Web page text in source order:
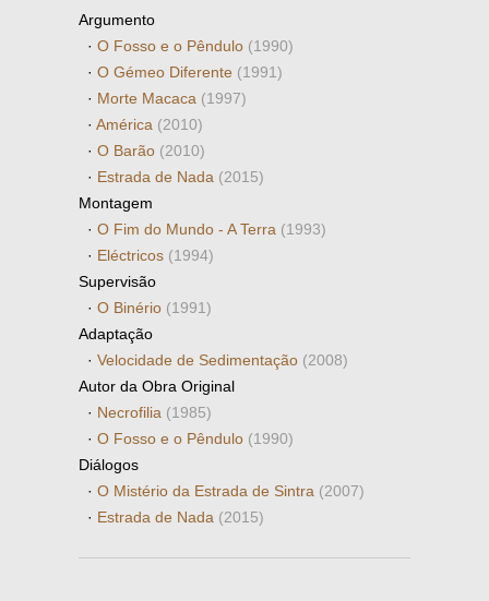
Argumento
· O Fosso e o Pêndulo (1990)
· O Gémeo Diferente (1991)
· Morte Macaca (1997)
· América (2010)
· O Barão (2010)
· Estrada de Nada (2015)
Montagem
· O Fim do Mundo - A Terra (1993)
· Eléctricos (1994)
Supervisão
· O Binério (1991)
Adaptação
· Velocidade de Sedimentação (2008)
Autor da Obra Original
· Necrofilia (1985)
· O Fosso e o Pêndulo (1990)
Diálogos
· O Mistério da Estrada de Sintra (2007)
· Estrada de Nada (2015)